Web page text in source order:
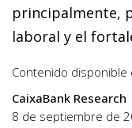
principalmente,
laboral y el
Contenido disponible
CaixaBank Research
8 de septiembre de